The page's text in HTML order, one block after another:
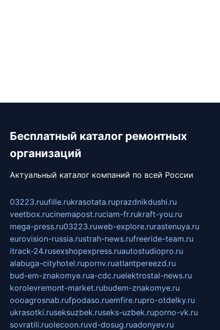
Бесплатный каталог ремонтных
организаций
Актуальный каталог компаний по всей России
03223.ruufille.rukrasotata.ruprazdnikdushi.ru
veetbox.rucinemapost.ruciam-fr.rukraft-you.ru
mega-press.ru03223.ruweb-explore.rurastenuya.ru
eurovision-russia.rustrah-news.rufreeride-team.ru
itrack-24.rusexshopexpress.ruautostudiopro.ru
alabuga-cityhotel.rupornv.ruatlantpereezd.ru
bud-em-znakomye.rua-cdc.ruelektrostal-news.ru
korolevremont-market.rubudem-znakomye.ru
oooagrosnab.rufpodaso.ruemfire.rupro-otdelky.ru
ukrasotki.ruseksuzbek.ruseks-uzbek.ruporno-vk.ru
sovratili.ruolecoon.ruvd-dosug.ruadonyev.ru